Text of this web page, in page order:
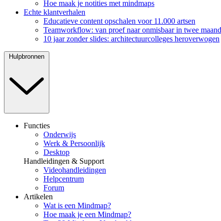
Hoe maak je notities met mindmaps
Echte klantverhalen
Educatieve content opschalen voor 11.000 artsen
Teamworkflow: van proef naar onmisbaar in twee
10 jaar zonder slides: architectuurcolleges heroverwogen
Hulpbronnen
Functies
Onderwijs
Werk & Persoonlijk
Desktop
Handleidingen & Support
Videohandleidingen
Helpcentrum
Forum
Artikelen
Wat is een Mindmap?
Hoe maak je een Mindmap?